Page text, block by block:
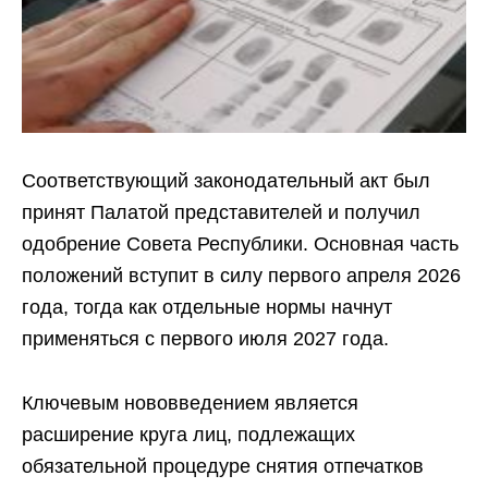
Соответствующий законодательный акт был
принят Палатой представителей и получил
одобрение Совета Республики. Основная часть
положений вступит в силу первого апреля 2026
года, тогда как отдельные нормы начнут
применяться с первого июля 2027 года.
Ключевым нововведением является
расширение круга лиц, подлежащих
обязательной процедуре снятия отпечатков